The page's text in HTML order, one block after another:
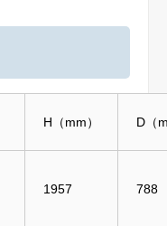
H（mm） D（
1957 788